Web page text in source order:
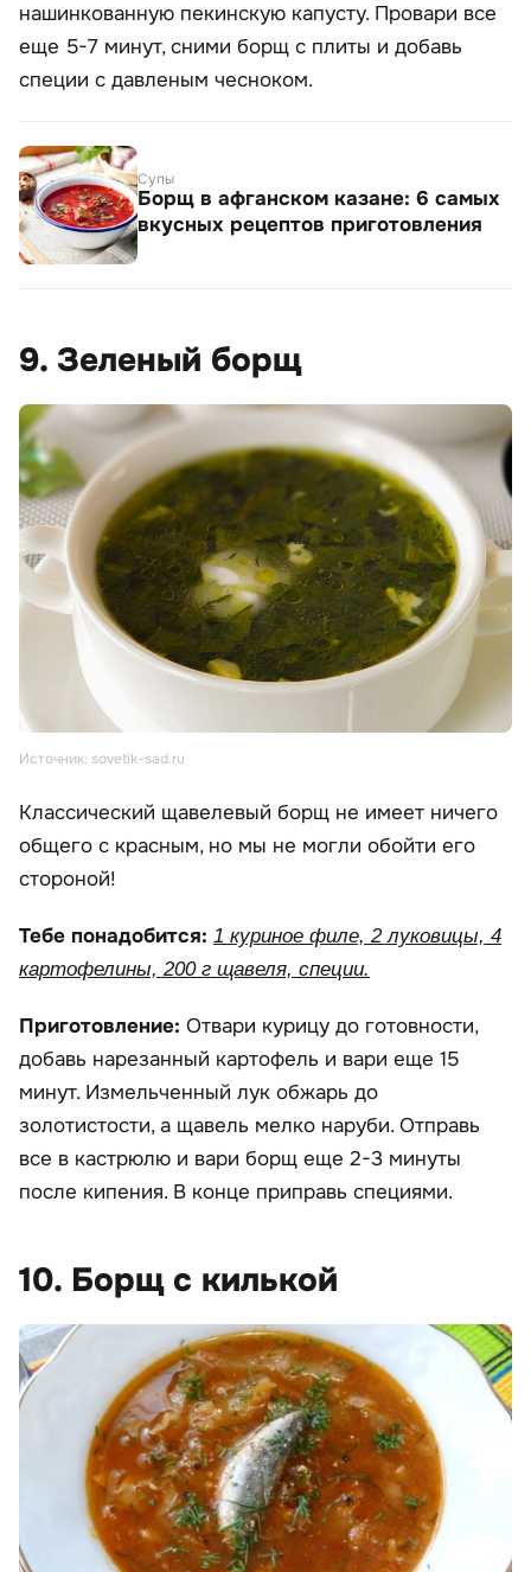
нашинкованную пекинскую капусту. Провари все
еще 5-7 минут, сними борщ с плиты и добавь
специи с давленым чесноком.
Супы
Борщ в афганском казане: 6 самых
вкусных рецептов приготовления
9. Зеленый борщ
Источник: sovetik-sad.ru
Классический щавелевый борщ не имеет ничего
общего с красным, но мы не могли обойти его
стороной!
Тебе понадобится: 1 куриное филе, 2 луковицы, 4
картофелины, 200 г щавеля, специи.
Приготовление: Отвари курицу до готовности,
добавь нарезанный картофель и вари еще 15
минут. Измельченный лук обжарь до
золотистости, а щавель мелко наруби. Отправь
все в кастрюлю и вари борщ еще 2-3 минуты
после кипения. В конце приправь специями.
10. Борщ с килькой